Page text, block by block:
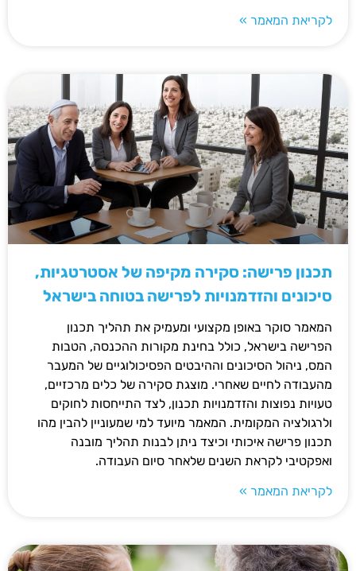
לקריאת המאמר »
תכנון פרישה: סקירה מקיפה של אסטרטגיות,
סיכונים והזדמנויות לפרישה בטוחה בישראל
המאמר סוקר באופן מקצועי ומעמיק את תהליך תכנון
הפרישה בישראל, כולל בחינת מקורות ההכנסה, הטבות
המס, ניהול הסיכונים וההיבטים הפסיכולוגיים של המעבר
מהעבודה לחיים שאחרי. מוצגת סקירה של כלים מרכזיים,
טעויות נפוצות והזדמנויות תכנון, לצד התייחסות לחוקים
ולרגולציה המקומית. המאמר מיועד למי שמעוניין להבין מהו
תכנון פרישה איכותי וכיצד ניתן לבנות תהליך מובנה
ואפקטיבי לקראת השנים שלאחר סיום העבודה.
לקריאת המאמר »